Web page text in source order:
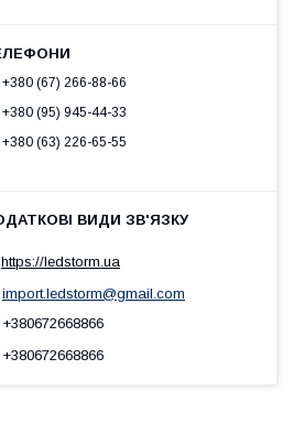
+380 (67) 266-88-66
+380 (95) 945-44-33
+380 (63) 226-65-55
https://ledstorm.ua
import.ledstorm@gmail.com
+380672668866
+380672668866